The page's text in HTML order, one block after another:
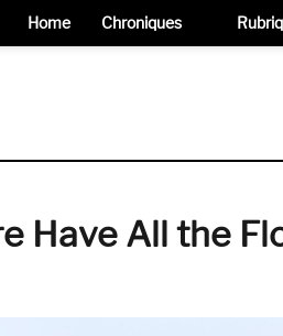
Have All the
Home Chroniques